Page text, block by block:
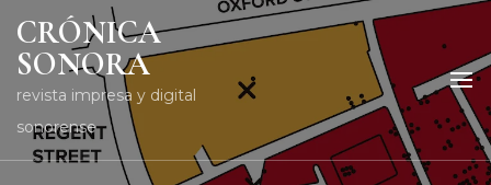
CRÓNICA
SONORA
revista impresa y digital
sonorense